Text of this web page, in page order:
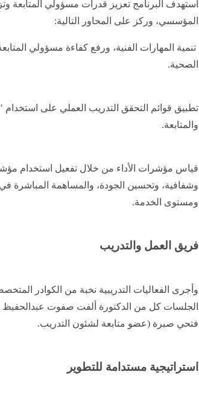
استهدف البرنامج تعزيز قدرات مسؤولي المتابعة
المؤسسي، وركز على المحاور التالية:
تنمية المهارات الفنية، ورفع كفاءة مسؤولي
الصحية.
تطبيق قوائم التحقق التدريب العملي على استخدام
والمتابعة.
قياس مؤشرات الأداء من خلال تفعيل استخدام
وشفافية، وتحسين الجودة، والمساهمة المباشرة
ومستوى الخدمة.
فريق العمل والتدريب
وأجرى الفعاليات التدريبية نخبة من الكوادر
الجلسات كل من الدكتورة ألفت صفوت عبدالحفيظ
فتحي صبرة (عضو متابعة لشئون التدريب.
استراتيجية مستدامة للتطوير